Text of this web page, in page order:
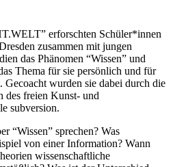
erforschten Schüler*innen
zusammen mit jungen
das Phänomen “Wissen” und
Thema für sie persönlich und für
wurden sie dabei durch die
des freien Kunst- und
subversion.
“Wissen” sprechen? Was
von einer Information? Wann
wissenschaftliche